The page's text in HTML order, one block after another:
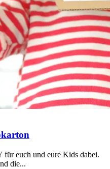
für euch und eure Kids dabei.
die...